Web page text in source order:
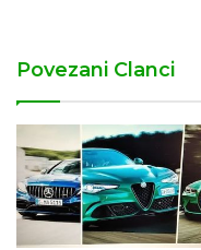
Povezani Clanci